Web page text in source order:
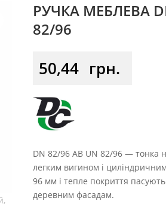
РУЧКА МЕБЛЕВА
82/96
50,44 грн.
DN 82/96 AB UN 82/96 — тонка
легким вигином і
96 мм і тепле покриття
деревним фасадам.